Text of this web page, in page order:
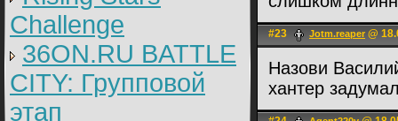
Challenge
36ON.RU BATTLE
CITY: Групповой
этап
#23 Jotm.reaper @
Назови
хантер